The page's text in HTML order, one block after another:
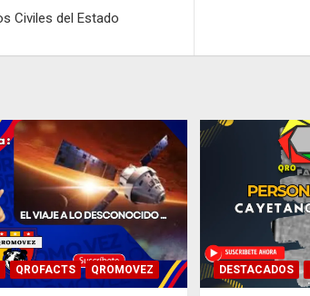
Civiles del Estado
QROFACTS QROMOVEZ DESTACADOS